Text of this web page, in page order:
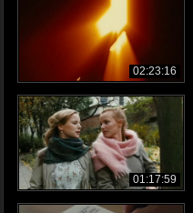
02:23:16
01:17:59